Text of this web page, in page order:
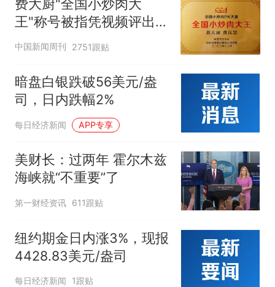
费大厨"全国小炒肉大
王"称号被指凭视频评出
官方回应
中国新闻周刊 2751跟贴
暗盘白银跌破56美元/盎
司，日内跌幅2%
每日经济新闻 APP专享
美财长：过两年 霍尔木兹
海峡就“不重要”了
第一财经资讯 611跟贴
纽约期金日内涨3%，现报
4428.83美元/盎司
每日经济新闻 1跟贴